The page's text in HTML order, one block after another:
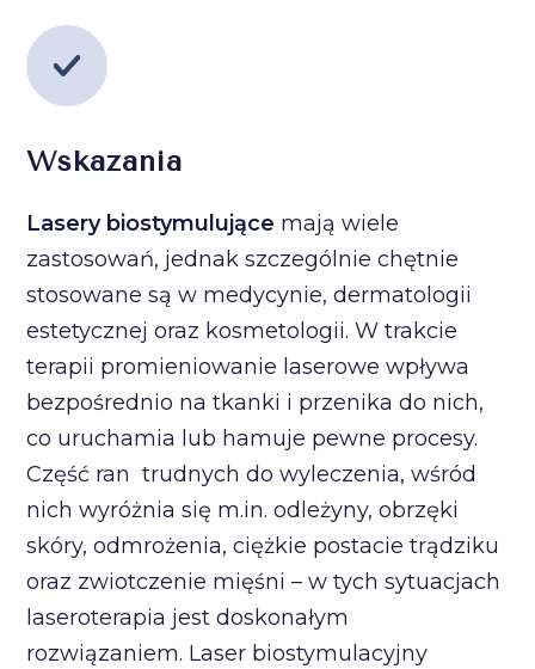
Wskazania
Lasery biostymulujące mają wiele
zastosowań, jednak szczególnie chętnie
stosowane są w medycynie, dermatologii
estetycznej oraz kosmetologii. W trakcie
terapii promieniowanie laserowe wpływa
bezpośrednio na tkanki i przenika do nich,
co uruchamia lub hamuje pewne procesy.
Część ran trudnych do wyleczenia, wśród
nich wyróżnia się m.in. odleżyny, obrzęki
skóry, odmrożenia, ciężkie postacie trądziku
oraz zwiotczenie mięśni – w tych sytuacjach
laseroterapia jest doskonałym
rozwiązaniem. Laser biostymulacyjny